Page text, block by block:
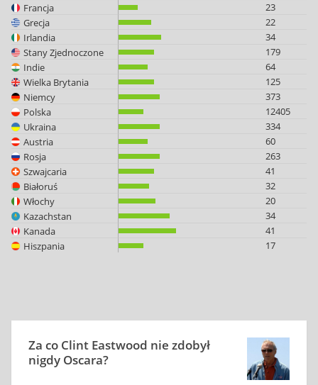
Francja
23
Grecja
22
Irlandia
34
Stany Zjednoczone
179
Indie
64
Wielka Brytania
125
Niemcy
373
Polska
12405
Ukraina
334
Austria
60
Rosja
263
Szwajcaria
41
Białoruś
32
Włochy
20
Kazachstan
34
Kanada
41
Hiszpania
17
Za co Clint Eastwood nie zdobył
nigdy Oscara?